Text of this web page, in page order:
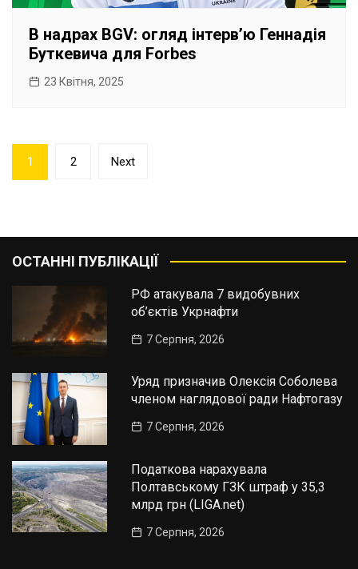
В надрах BGV: огляд інтервʼю Геннадія
Буткевича для Forbes
23 Квітня, 2025
Пагінація
записів
1 2 Next
ОСТАННІ ПУБЛІКАЦІЇ
РФ атакувала 7 видобувних
об’єктів Укрнафти
7 Серпня, 2026
Уряд призначив Олексія Соболева
членом наглядової ради Нафтогазу
7 Серпня, 2026
Податкова нарахувала
Полтавському ГЗК штраф у 35,3
млрд грн (LIGA.net)
7 Серпня, 2026